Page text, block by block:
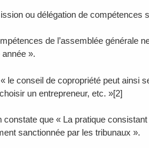
ou délégation de compétences
de l’assemblée générale
».
le conseil de copropriété peut ainsi
un entrepreneur, etc. »[2]
que « La pratique
sanctionnée par les tribunaux ».